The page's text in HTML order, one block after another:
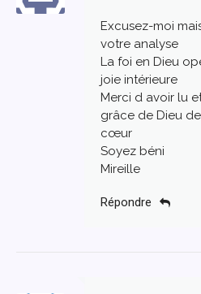
Excusez-moi
votre analyse
La foi en Dieu
joie intérieure
Merci d avoir lu
grâce de Dieu
cœur
Soyez béni
Mireille
Répondre